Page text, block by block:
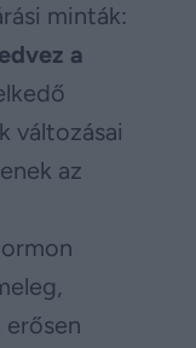
minták:
a
változásai
az
erősen